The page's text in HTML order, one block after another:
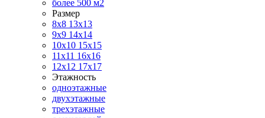
более 500 м2
Размер
8х8 13х13
9х9 14х14
10х10 15х15
11x11 16х16
12х12 17х17
Этажность
одноэтажные
двухэтажные
трехэтажные